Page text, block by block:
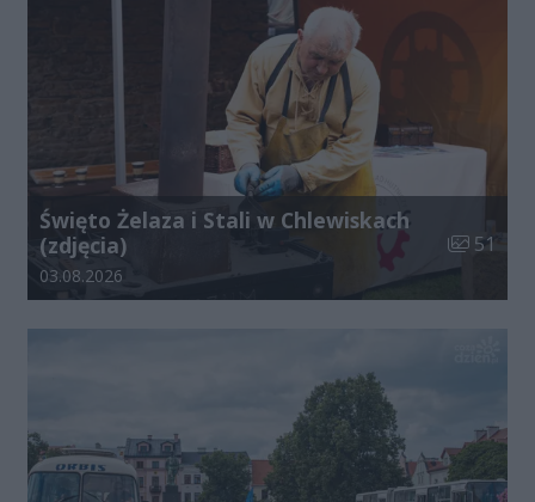
Święto Żelaza i Stali w Chlewiskach
(zdjęcia)
Liczba
51
Data dodania galerii:
03.08.2026